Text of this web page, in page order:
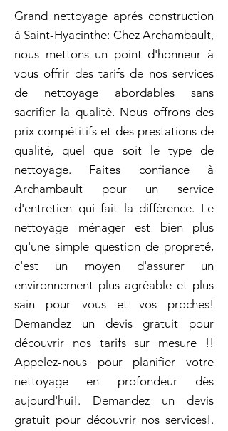
Grand nettoyage aprés construction
à Saint-Hyacinthe: Chez Archambault,
nous mettons un point d'honneur à
vous offrir des tarifs de nos services
de nettoyage abordables sans
sacrifier la qualité. Nous offrons des
prix compétitifs et des prestations de
qualité, quel que soit le type de
nettoyage. Faites confiance à
Archambault pour un service
d'entretien qui fait la différence. Le
nettoyage ménager est bien plus
qu'une simple question de propreté,
c'est un moyen d'assurer un
environnement plus agréable et plus
sain pour vous et vos proches!
Demandez un devis gratuit pour
découvrir nos tarifs sur mesure !!
Appelez-nous pour planifier votre
nettoyage en profondeur dès
aujourd'hui!. Demandez un devis
gratuit pour découvrir nos services!.